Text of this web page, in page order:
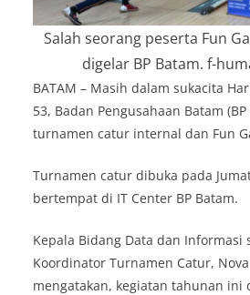
Salah seorang peserta Fun
digelar BP Batam. f-
BATAM – Masih dalam sukacita
53, Badan Pengusahaan Batam
turnamen catur internal dan Fun
Turnamen catur dibuka pada
bertempat di IT Center BP Batam.
Kepala Bidang Data dan Informasi
Koordinator Turnamen Catur,
mengatakan, kegiatan tahunan ini